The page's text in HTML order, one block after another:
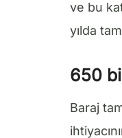
ve bu
yılda
650
Baraj